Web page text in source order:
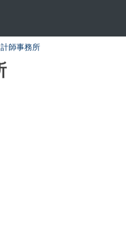
師事務所